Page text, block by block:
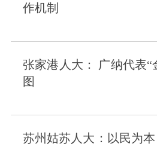
作机制
张家港人大： 广纳代表
图
苏州姑苏人大：以民为